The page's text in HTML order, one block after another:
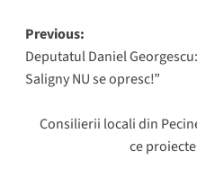
Post
navigation
Previous:
Deputatul Daniel
Saligny NU se opresc!”
Consilierii locali din
ce